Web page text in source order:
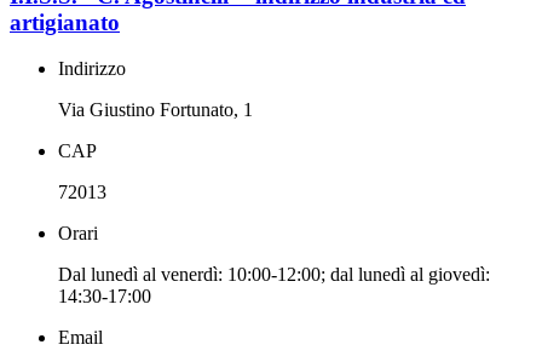
artigianato
Indirizzo
Via Giustino Fortunato, 1
CAP
72013
Orari
Dal lunedì al venerdì: 10:00-12:00; dal lunedì al giovedì:
14:30-17:00
Email